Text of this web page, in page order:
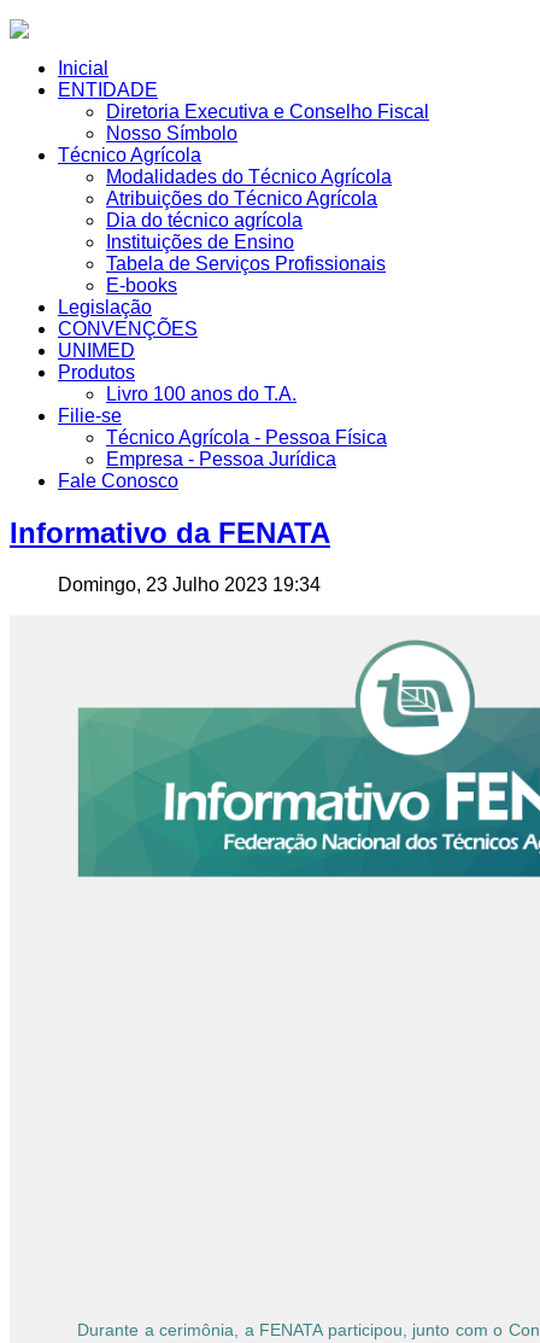
Inicial
ENTIDADE
Diretoria Executiva e Conselho Fiscal
Nosso Símbolo
Técnico Agrícola
Modalidades do Técnico Agrícola
Atribuições do Técnico Agrícola
Dia do técnico agrícola
Instituições de Ensino
Tabela de Serviços Profissionais
E-books
Legislação
CONVENÇÕES
UNIMED
Produtos
Livro 100 anos do T.A.
Filie-se
Técnico Agrícola - Pessoa Física
Empresa - Pessoa Jurídica
Fale Conosco
Informativo da FENATA
Domingo, 23 Julho 2023 19:34
Durante a cerimônia, a FENATA participou, junto com o